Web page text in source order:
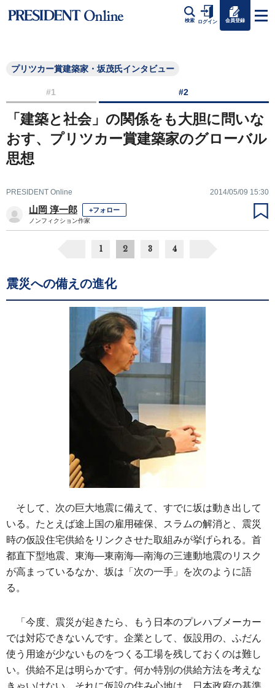
検索 ログイン 会員登録
プリツカー賞建築家・坂茂氏インタビュー
#1 #2
「建築と社会」の関係をも大胆に問いな
おす、プリツカー賞建築家のグローバル
思想
PRESIDENT Online 2014/05/09 15:30
山岡 淳一郎 +フォロー
ノンフィクション作家
1 2 3 4
震災への備えの進化
そして、次の巨大地震に備えて、すでに坂は動き出して
いる。たとえば途上国の雇用確保、スラムの解消と、震災
時の仮設住宅供給をリンクさせた取組みが挙げられる。首
都直下型地震、東海―東南海―南海の三連動地震のリスク
が高まっているなか、坂は「次の一手」を次のように語
る。
「今度、震災が起きたら、もう日本のプレハブメーカー
では対応できないんです。企業として、仮設用の、ふだん
使う用途が少ないものをつくる工場を残しておくのは難し
い。供給不足は明らかです。何か特別の供給方法を考えな
きゃいけない。それに仮設の住み心地は、日本政府の基準